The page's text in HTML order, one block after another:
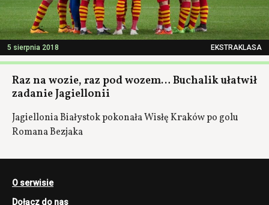
5 sierpnia 2018 EKSTRAKLASA
Raz na wozie, raz pod wozem… Buchalik ułatwił
zadanie Jagiellonii
Jagiellonia Białystok pokonała Wisłę Kraków po golu
Romana Bezjaka
O serwisie
Dołącz do nas